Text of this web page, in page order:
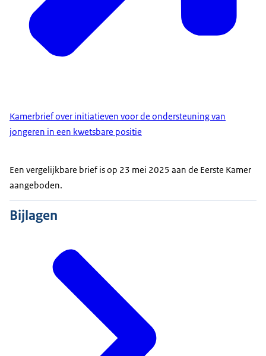
Kamerbrief over initiatieven voor de ondersteuning van
jongeren in een kwetsbare positie
Een vergelijkbare brief is op 23 mei 2025 aan de Eerste Kamer
aangeboden.
Bijlagen